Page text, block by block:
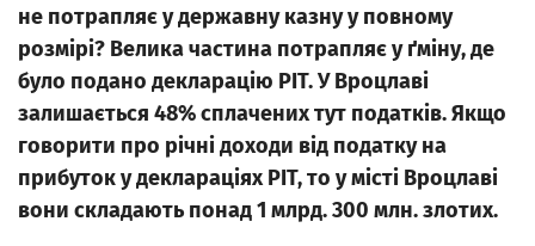
не потрапляє у державну казну у повному
розмірі? Велика частина потрапляє у ґміну, де
було подано декларацію PIT. У Вроцлаві
залишається 48% сплачених тут податків. Якщо
говорити про річні доходи від податку на
прибуток у деклараціях PIT, то у місті Вроцлаві
вони складають понад 1 млрд. 300 млн. злотих.